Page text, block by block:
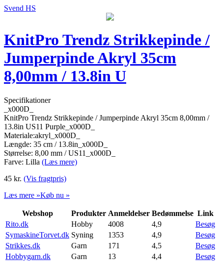
Svend HS
KnitPro Trendz Strikkepinde /
Jumperpinde Akryl 35cm
8,00mm / 13.8in U
Specifikationer
_x000D_
KnitPro Trendz Strikkepinde / Jumperpinde Akryl 35cm 8,00mm /
13.8in US11 Purple_x000D_
Materiale:akryl_x000D_
Længde: 35 cm / 13.8in_x000D_
Størrelse: 8,00 mm / US11_x000D_
Farve: Lilla (Læs mere)
45 kr. (Vis fragtpris)
Læs mere »Køb nu »
Webshop Produkter Anmeldelser Bedømmelse Link
Rito.dk
Hobby 4008 4,9
Besøg
SymaskineTorvet.dk Syning 1353 4,9
Besøg
Strikkes.dk
Garn 171 4,5
Besøg
Hobbygarn.dk
Garn 13 4,4
Besøg